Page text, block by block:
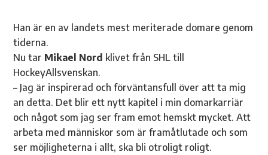
Han är en av landets mest meriterade domare genom
tiderna.
Nu tar Mikael Nord klivet från SHL till
HockeyAllsvenskan.
– Jag är inspirerad och förväntansfull över att ta mig
an detta. Det blir ett nytt kapitel i min domarkarriär
och något som jag ser fram emot hemskt mycket. Att
arbeta med människor som är framåtlutade och som
ser möjligheterna i allt, ska bli otroligt roligt.